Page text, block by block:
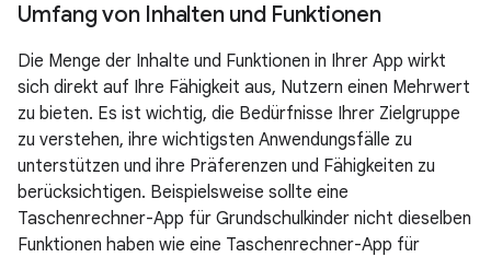
Umfang von Inhalten und Funktionen
Die Menge der Inhalte und Funktionen in Ihrer App wirkt
sich direkt auf Ihre Fähigkeit aus, Nutzern einen Mehrwert
zu bieten. Es ist wichtig, die Bedürfnisse Ihrer Zielgruppe
zu verstehen, ihre wichtigsten Anwendungsfälle zu
unterstützen und ihre Präferenzen und Fähigkeiten zu
berücksichtigen. Beispielsweise sollte eine
Taschenrechner-App für Grundschulkinder nicht dieselben
Funktionen haben wie eine Taschenrechner-App für